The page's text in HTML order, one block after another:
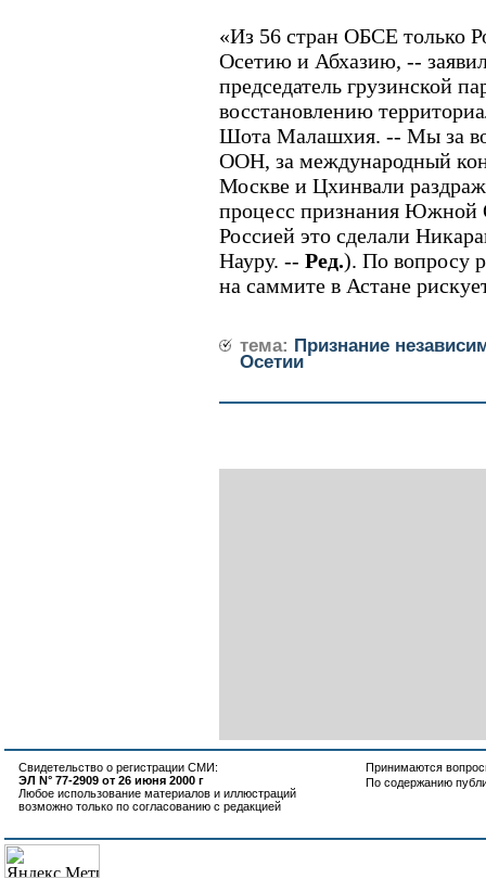
«Из 56 стран ОБСЕ только
Осетию и Абхазию, --
председатель грузинской
восстановлению
Шота Малашхия. -- Мы за
ООН, за международный
Москве и Цхинвали
процесс признания Южной
Россией это сделали
Науру. -- Ред.). По вопросу
на саммите в Астане
тема: Признание
Осетии
Свидетельство о регистрации СМИ:
ЭЛ N° 77-2909 от 26 июня 2000 г
Любое использование материалов и иллюстраций
возможно только по согласованию с редакцией
Принимаются
По содержанию